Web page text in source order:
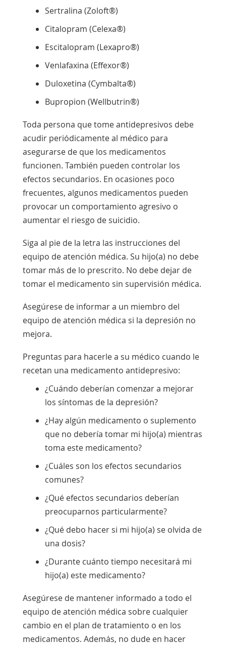
Sertralina (Zoloft®)
Citalopram (Celexa®)
Escitalopram (Lexapro®)
Venlafaxina (Effexor®)
Duloxetina (Cymbalta®)
Bupropion (Wellbutrin®)
Toda persona que tome antidepresivos debe
acudir periódicamente al médico para
asegurarse de que los medicamentos
funcionen. También pueden controlar los
efectos secundarios. En ocasiones poco
frecuentes, algunos medicamentos pueden
provocar un comportamiento agresivo o
aumentar el riesgo de suicidio.
Siga al pie de la letra las instrucciones del
equipo de atención médica. Su hijo(a) no debe
tomar más de lo prescrito. No debe dejar de
tomar el medicamento sin supervisión médica.
Asegúrese de informar a un miembro del
equipo de atención médica si la depresión no
mejora.
Preguntas para hacerle a su médico cuando le
recetan una medicamento antidepresivo:
¿Cuándo deberían comenzar a mejorar
los síntomas de la depresión?
¿Hay algún medicamento o suplemento
que no debería tomar mi hijo(a) mientras
toma este medicamento?
¿Cuáles son los efectos secundarios
comunes?
¿Qué efectos secundarios deberían
preocuparnos particularmente?
¿Qué debo hacer si mi hijo(a) se olvida de
una dosis?
¿Durante cuánto tiempo necesitará mi
hijo(a) este medicamento?
Asegúrese de mantener informado a todo el
equipo de atención médica sobre cualquier
cambio en el plan de tratamiento o en los
medicamentos. Además, no dude en hacer